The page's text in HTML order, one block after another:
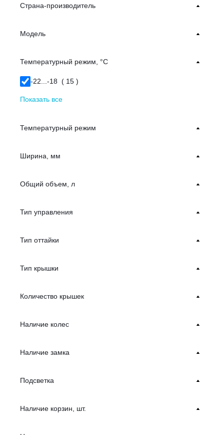
Страна-производитель
Модель
Температурный режим, °С
-22...-18 ( 15 )
Показать все
Температурный режим
Ширина, мм
Общий объем, л
Тип управления
Тип оттайки
Тип крышки
Количество крышек
Наличие колес
Наличие замка
Подсветка
Наличие корзин, шт.